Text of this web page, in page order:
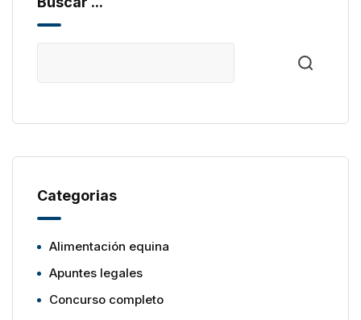
Categorias
Alimentación equina
Apuntes legales
Concurso completo